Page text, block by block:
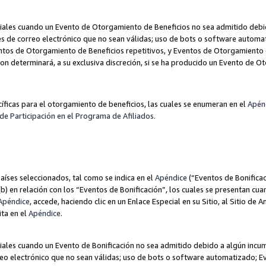
cuando un Evento de Otorgamiento de Beneficios no sea admitido
de correo electrónico que no sean válidas; uso de bots o software
de Otorgamiento de Beneficios repetitivos, y Eventos de
determinará, a su exclusiva discreción, si se ha producido un Evento de
para el otorgamiento de beneficios, las cuales se enumeran en el
Participación en el Programa de Afiliados.
seleccionados, tal como se indica en el Apéndice (“Eventos de
en relación con los “Eventos de Bonificación”, los cuales se presentan
, accede, haciendo clic en un Enlace Especial en su Sitio, al Sitio de
en el Apéndice.
cuando un Evento de Bonificación no sea admitido debido a algún
electrónico que no sean válidas; uso de bots o software automatizado;